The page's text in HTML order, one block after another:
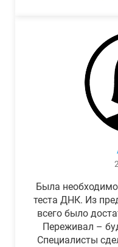
Была
теста ДНК. Из
всего было
Переживал –
Специалисты